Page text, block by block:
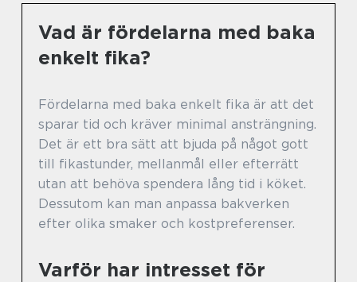
Vad är fördelarna med baka
enkelt fika?
Fördelarna med baka enkelt fika är att det
sparar tid och kräver minimal ansträngning.
Det är ett bra sätt att bjuda på något gott
till fikastunder, mellanmål eller efterrätt
utan att behöva spendera lång tid i köket.
Dessutom kan man anpassa bakverken
efter olika smaker och kostpreferenser.
Varför har intresset för